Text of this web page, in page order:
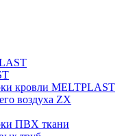
кровли MELTPLAST
воздуха ZX
ПВХ ткани